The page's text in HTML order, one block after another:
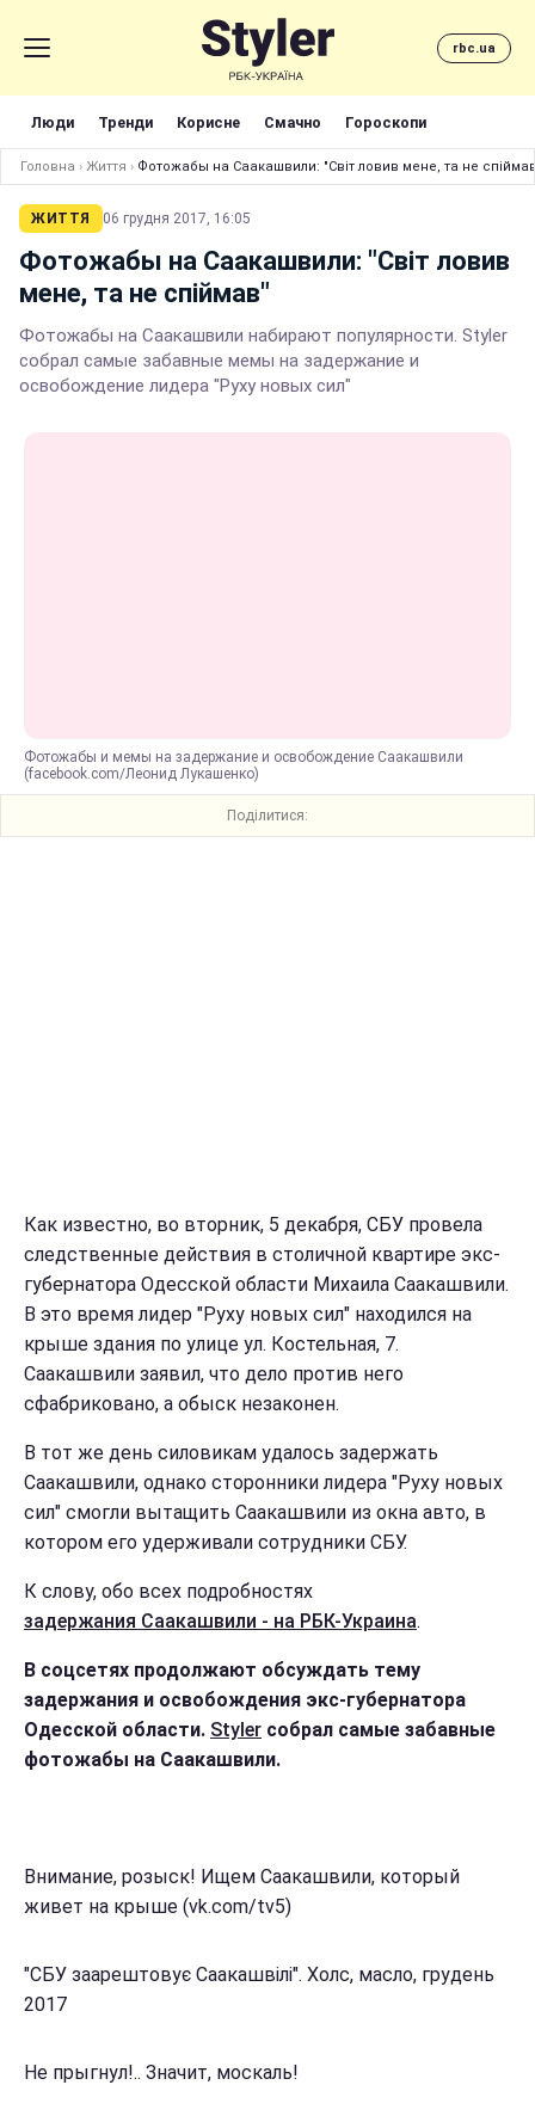
rbc.ua
Люди Тренди Корисне Смачно Гороскопи
Головна › Життя › Фотожабы на Саакашвили: "Світ ловив мене, та не
ЖИТТЯ 06 грудня 2017, 16:05
Фотожабы на Саакашвили: "Світ ловив
мене, та не спіймав"
Фотожабы на Саакашвили набирают популярности. Styler
собрал самые забавные мемы на задержание и
освобождение лидера "Руху новых сил"
Фотожабы и мемы на задержание и освобождение Саакашвили
(facebook.com/Леонид Лукашенко)
Поділитися:
Как известно, во вторник, 5 декабря, СБУ провела
следственные действия в столичной квартире экс-
губернатора Одесской области Михаила Саакашвили.
В это время лидер "Руху новых сил" находился на
крыше здания по улице ул. Костельная, 7.
Саакашвили заявил, что дело против него
сфабриковано, а обыск незаконен.
В тот же день силовикам удалось задержать
Саакашвили, однако сторонники лидера "Руху новых
сил" смогли вытащить Саакашвили из окна авто, в
котором его удерживали сотрудники СБУ.
К слову, обо всех подробностях
задержания Саакашвили - на РБК-Украина.
В соцсетях продолжают обсуждать тему
задержания и освобождения экс-губернатора
Одесской области. Styler собрал самые забавные
фотожабы на Саакашвили.
Внимание, розыск! Ищем Саакашвили, который
живет на крыше (vk.com/tv5)
"СБУ заарештовує Саакашвілі". Холс, масло, грудень
2017
Не прыгнул!.. Значит, москаль!